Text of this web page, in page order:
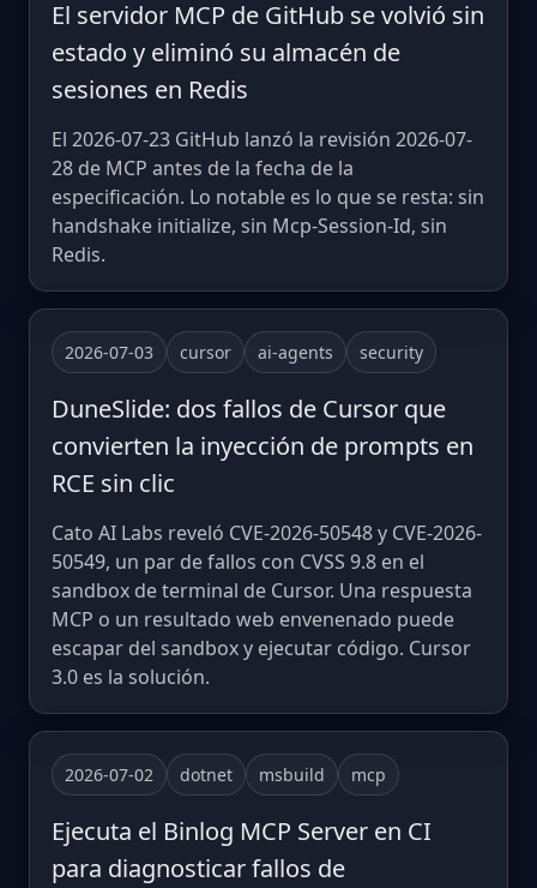
El servidor MCP de GitHub se volvió sin
estado y eliminó su almacén de
sesiones en Redis
El 2026-07-23 GitHub lanzó la revisión 2026-07-
28 de MCP antes de la fecha de la
especificación. Lo notable es lo que se resta: sin
handshake initialize, sin Mcp-Session-Id, sin
Redis.
2026-07-03 cursor ai-agents security
DuneSlide: dos fallos de Cursor que
convierten la inyección de prompts en
RCE sin clic
Cato AI Labs reveló CVE-2026-50548 y CVE-2026-
50549, un par de fallos con CVSS 9.8 en el
sandbox de terminal de Cursor. Una respuesta
MCP o un resultado web envenenado puede
escapar del sandbox y ejecutar código. Cursor
3.0 es la solución.
2026-07-02 dotnet msbuild mcp
Ejecuta el Binlog MCP Server en CI
para diagnosticar fallos de